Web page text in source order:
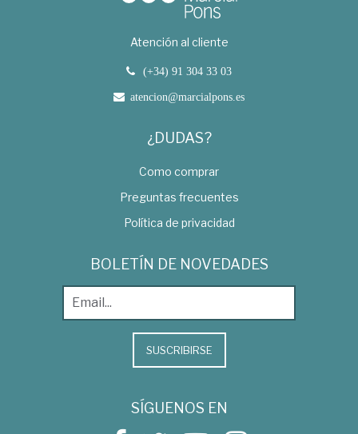
Atención al cliente
(+34) 91 304 33 03
atencion@marcialpons.es
¿DUDAS?
Como comprar
Preguntas frecuentes
Política de privacidad
BOLETÍN DE NOVEDADES
SUSCRIBIRSE
SÍGUENOS EN